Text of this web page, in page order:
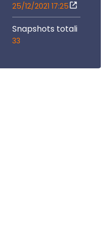
25/12/2021 17:25
Snapshots totali
33